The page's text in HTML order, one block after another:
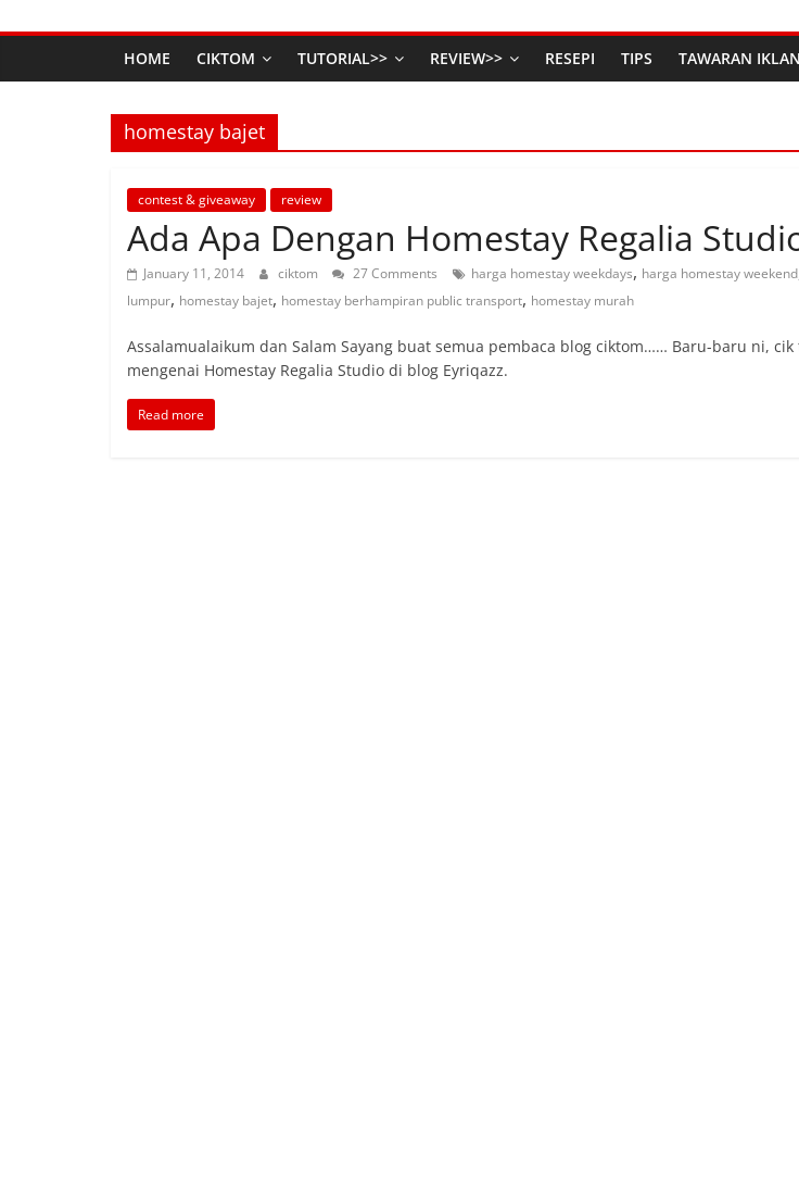
HOME CIKTOM TUTORIAL>> REVIEW>> RESEPI TIPS TAWARAN IKLAN
homestay bajet
contest & giveaway review
Ada Apa Dengan Homestay Regalia
January 11, 2014 ciktom 27 Comments harga homestay weekdays, harga homestay weekend
lumpur, homestay bajet, homestay berhampiran public transport, homestay murah
Assalamualaikum dan Salam Sayang buat semua pembaca blog ciktom…… Baru-baru ni, cik
mengenai Homestay Regalia Studio di blog Eyriqazz.
Read more